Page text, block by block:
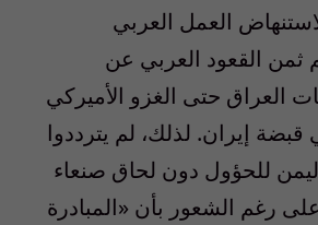
العمل العربي
ثمن القعود العربي عن
العراق حتى الغزو الأميركي
إيران. لذلك، لم يترددوا
للحؤول دون لحاق صنعاء
رغم الشعور بأن «المبادرة